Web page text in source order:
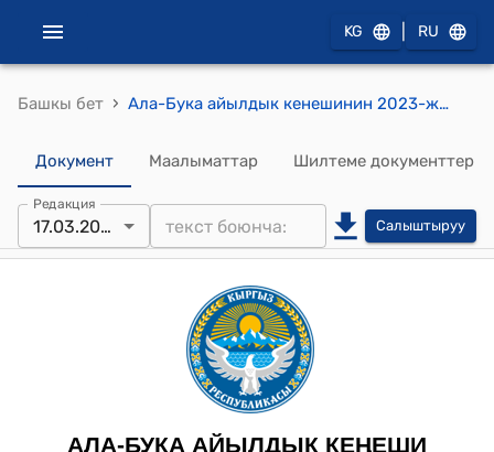
KG RU
Башкы бет › Ала-Бука айылдык кенешинин 2023-жылдын 17-мартындагы № 20/28 "Аймактык коргонуу жана жарандык коргоо иш-чараларын камсыз кылуу жөнүндө" токтому
Документ Маалыматтар Шилтеме документтер
Редакция
17.03.2023 Салыштыруу